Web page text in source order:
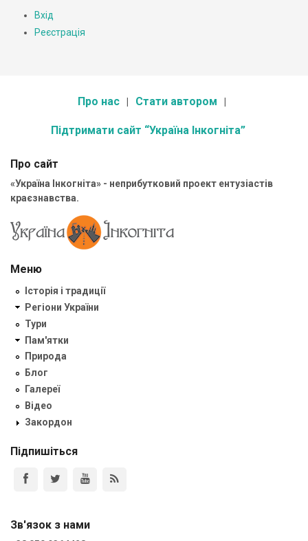
Вхід
Реєстрація
Про нас Стати автором
Підтримати сайт “Україна Інкогніта”
Про сайт
«Україна Інкогніта» - неприбутковий проект ентузіастів
краєзнавства.
Меню
Історія і традиції
Регіони України
Тури
Пам'ятки
Природа
Блог
Галереї
Відео
Закордон
Підпишіться
Зв'язок з нами